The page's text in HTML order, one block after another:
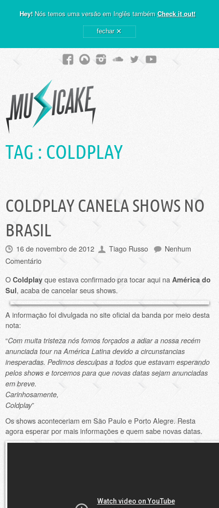
Hey!Nós temos uma versão em Inglês também Check it out!
fechar ×
TAG : COLDPLAY
COLDPLAY CANELA SHOWS NO
BRASIL
16 de novembro de 2012 Tiago Russo
Nenhum
Comentário
OColdplay que estava confirmado pra tocar aqui naAmérica do
Sul, acaba de cancelar seus shows.
A informação foi divulgada no site oficial da banda por meio desta
nota:
“Com muita tristeza nós fomos forçados a adiar a nossa recém
anunciada tour na América Latina devido a circunstancias
inesperadas. Pedimos desculpas a todos que estavam esperando
pelos shows e torcemos para que novas datas sejam anunciadas
em breve.
Carinhosamente,
Coldplay”
Os shows aconteceriam em São Paulo e Porto Alegre. Resta
agora esperar por mais informações e quem sabe novas datas.